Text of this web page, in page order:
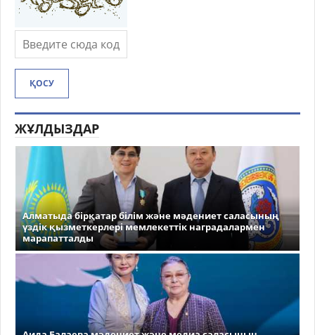
ҚОСУ
ЖҰЛДЫЗДАР
Алматыда бірқатар білім және мәдениет саласының
үздік қызметкерлері мемлекеттік наградалармен
марапатталды